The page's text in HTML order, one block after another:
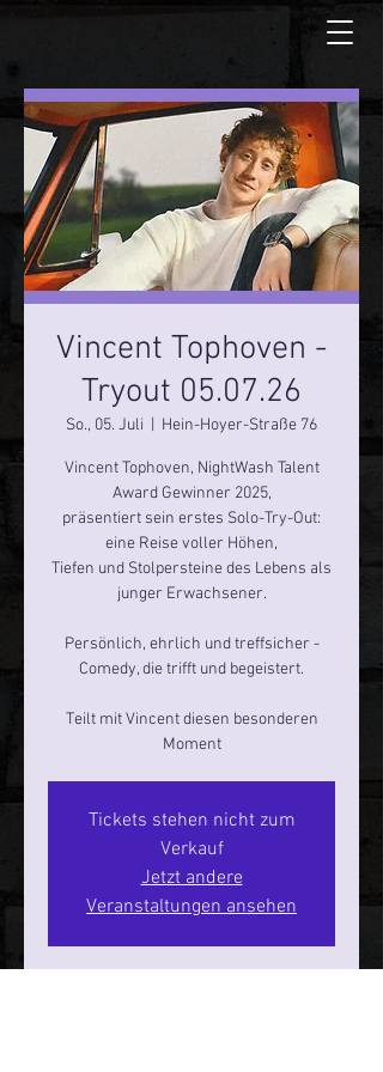
Vincent Tophoven -
Tryout 05.07.26
So., 05. Juli Hein-Hoyer-Straße 76
Vincent Tophoven, NightWash Talent
Award Gewinner 2025,
präsentiert sein erstes Solo-Try-Out:
eine Reise voller Höhen,
Tiefen und Stolpersteine des Lebens als
junger Erwachsener.
Persönlich, ehrlich und treffsicher -
Comedy, die trifft und begeistert.
Teilt mit Vincent diesen besonderen
Moment
Tickets stehen nicht zum
Verkauf
Jetzt andere
Veranstaltungen ansehen